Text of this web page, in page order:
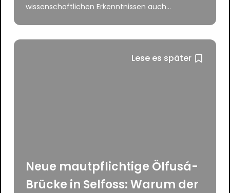
wissenschaftlichen Erkenntnissen auch...
Lese es später
Neue mautpflichtige Ölfusá-
Brücke in Selfoss: Warum der